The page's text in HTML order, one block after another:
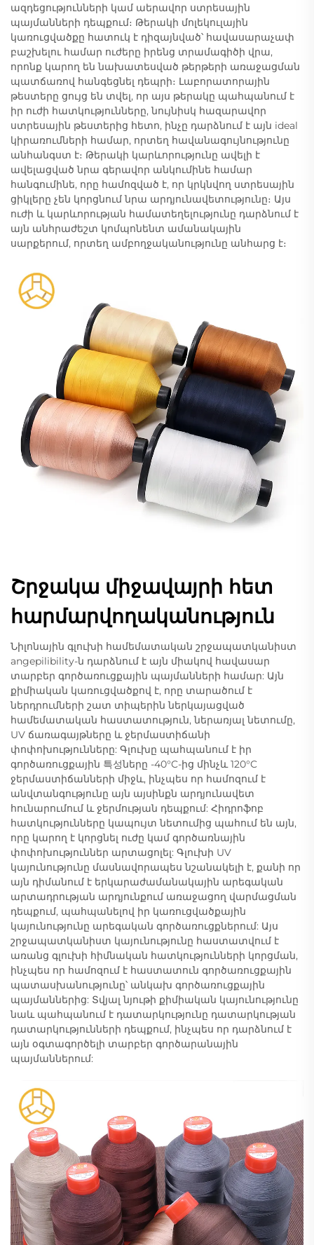
ազդեցությունների կամ աերավոր ստրեսային
պայմանների դեպքում։ Թերակի մոլեկուլային
կառուցվածքը հատուկ է դիզայնված՝ հավասարաչափ
բաշխելու համար ուժերը իրենց տրամագիծի վրա,
որոնք կարող են նախատեսված թերթերի առաջացման
պատճառով հանգեցնել դեպրի։ Լաբորատորային
թեստերը ցույց են տվել, որ այս թերակը պահպանում է
իր ուժի հատկությունները, նույնիսկ հազարավոր
ստրեսային թեստերից հետո, ինչը դարձնում է այն ideal
կիրառումների համար, որտեղ հավանագույնությունը
անհանգստ է։ Թերակի կարևորությունը ավելի է
ավելացված նրա գերավոր անկումինե համար
հանգումինե, որը համոզված է, որ կրկնվող ստրեսային
ցիկլերը չեն կորցնում նրա արդյունավետությունը։ Այս
ուժի և կարևորության համատեղելությունը դարձնում է
այն անհրաժեշտ կոմպոնենտ ամանակային
սարքերում, որտեղ ամբողջականությունը անհարց է։
Շրջակա միջավայրի հետ
հարմարվողականություն
Նիլոնային գլուխի համեմատական շրջապատկանիստ
angepilibility-ն դարձնում է այն միակով հավասար
տարբեր գործառուցքային պայմանների համար: Այն
քիմիական կառուցվածքով է, որը տարածում է
ներդրումների շատ տիպերին ներկայացված
համեմատական հաստատություն, ներառյալ նետումը,
UV ճառագայթները և ջերմաստիճանի
փոփոխությունները: Գլուխը պահպանում է իր
գործառուցքային 특성ները -40°C-ից մինչև 120°C
ջերմաստիճանների միջև, ինչպես որ համոզում է
անվտանգությունը այն այսինքն արդյունավետ
հունարումում և ջերմության դեպքում: Հիդրոֆոբ
հատկությունները կապույտ նետումից պահում են այն,
որը կարող է կորցնել ուժը կամ գործառնային
փոփոխություններ արտացոլել: Գլուխի UV
կայունությունը մասնավորապես նշանակելի է, քանի որ
այն դիմանում է երկարաժամանակային արեգական
արտադրության արդյունքում առաջացող վարմացման
դեպքում, պահպանելով իր կառուցվածքային
կայունությունը արեգական գործառուցքներում: Այս
շրջապատկանիստ կայունությունը հաստատվում է
առանց գլուխի հիմնական հատկությունների կորցման,
ինչպես որ համոզում է հաստատուն գործառուցքային
պատասխանությունը՝ անկախ գործառուցքային
պայմաններից: Տվյալ նյութի քիմիական կայունությունը
նաև պահպանում է դատարկությունը դատարկության
դատարկությունների դեպքում, ինչպես որ դարձնում է
այն օգտագործելի տարբեր գործարանային
պայմաններում: